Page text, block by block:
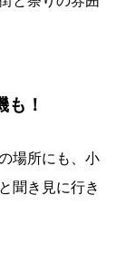
！
場所にも、小
聞き見に行き